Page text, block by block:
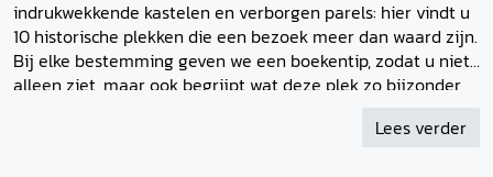
indrukwekkende kastelen en verborgen parels: hier vindt u
10 historische plekken die een bezoek meer dan waard zijn.
Bij elke bestemming geven we een boekentip, zodat u niet
alleen ziet, maar ook begrijpt wat deze plek zo bijzonder
Lees verder